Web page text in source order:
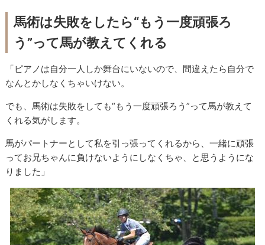
馬術は失敗をしたら“もう一度頑張ろ
う”って馬が教えてくれる
「ピアノは自分一人しか舞台にいないので、間違えたら自分で
なんとかしなくちゃいけない。
でも、馬術は失敗をしても“もう一度頑張ろう”って馬が教えて
くれる気がします。
馬がパートナーとして私を引っ張ってくれるから、一緒に頑張
ってお兄ちゃんに負けないようにしなくちゃ、と思うようにな
りました」